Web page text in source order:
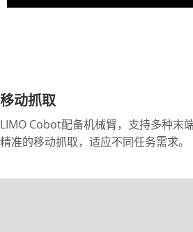
移动抓取
LIMO Cobot配备机械臂，支持多种末
精准的移动抓取，适应不同任务需求。